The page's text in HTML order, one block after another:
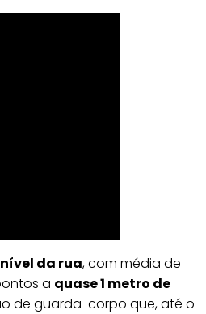
nível da rua, com média de
a quase 1 metro de
de guarda-corpo que, até o